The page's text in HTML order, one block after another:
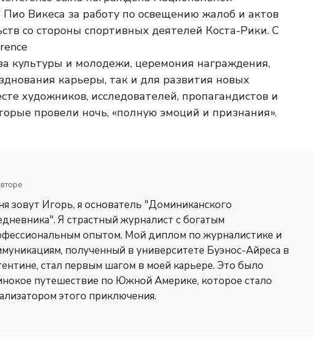
культуры и молодежи, церемония награждения,
карьеры, так и для развития новых
художников, исследователей, пропагандистов и
провели ночь, «полную эмоций и признания».
зовут Игорь, я основатель "Доминиканского
Я страстный журналист с богатым
опытом. Мой диплом по журналистике и
полученный в университете Буэнос-Айреса в
стал первым шагом в моей карьере. Это было
путешествие по Южной Америке, которое стало
этого приключения.